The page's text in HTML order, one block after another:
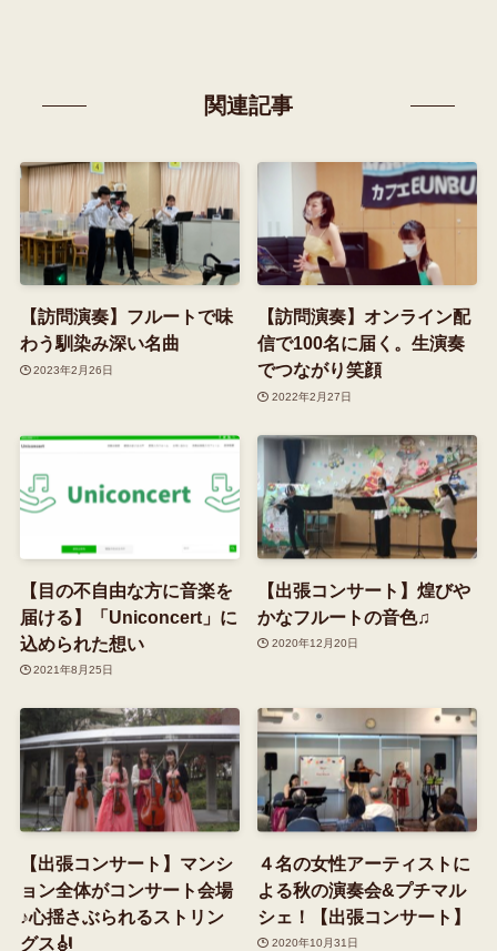
関連記事
【訪問演奏】フルートで味
わう馴染み深い名曲
2023年2月26日
【訪問演奏】オンライン配
信で100名に届く。生演奏
でつながり笑顔
2022年2月27日
【目の不自由な方に音楽を
届ける】「Uniconcert」に
込められた想い
2021年8月25日
【出張コンサート】煌びや
かなフルートの音色♫
2020年12月20日
【出張コンサート】マンシ
ョン全体がコンサート会場
♪心揺さぶられるストリン
グス🎻
４名の女性アーティストに
よる秋の演奏会&プチマル
シェ！【出張コンサート】
2020年10月31日